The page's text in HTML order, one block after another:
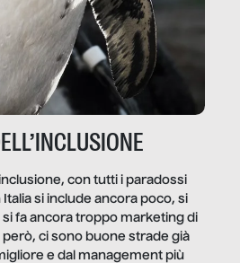
con tutti i paradossi
si include ancora poco, si
fa ancora troppo marketing di
ci sono buone strade già
e dal management più